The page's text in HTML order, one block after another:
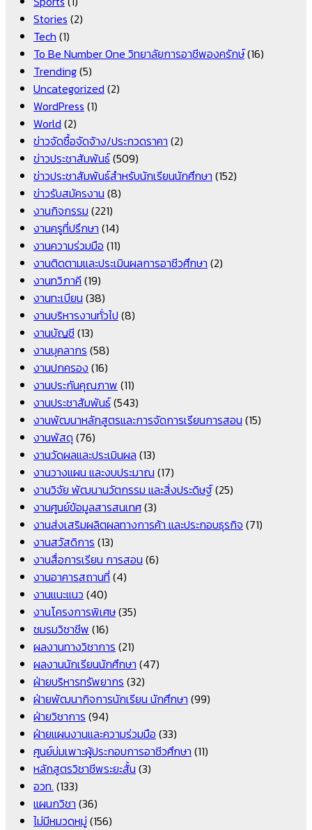
Stories (2)
Tech (1)
To Be Number One วิทยาลัยการอาชีพองครักษ์(16)
Trending(5)
Uncategorized (2)
WordPress (1)
World (2)
ข่าวจัดซื้อจัดจ้าง/ประกวดราคา (2)
ข่าวประชาสัมพันธ์(509)
ข่าวประชาสัมพันธ์สำหรับนักเรียนนักศึกษา (152)
ข่าวรับสมัครงาน (8)
งานกิจกรรม (221)
งานครูที่ปรึกษา (14)
งานความร่วมมือ (11)
งานติดตามและประเมินผลการอาชีวศึกษา (2)
งานทวิภาคี (19)
งานทะเบียน (38)
งานบริหารงานทั่วไป (8)
งานบัญชี(13)
งานบุคลากร (58)
งานปกครอง (16)
งานประกันคุณภาพ (11)
งานประชาสัมพันธ์(543)
งานพัฒนาหลักสูตรและการจัดการเรียนการสอน (15)
งานพัสดุ (76)
งานวัดผลและประเมินผล (13)
งานวางแผน และงบประมาณ (17)
งานวิจัย พัฒนานวัตกรรม และสิ่งประดิษฐ์(25)
งานศูนย์ข้อมูลสารสนเทศ(3)
งานส่งเสริมผลิตผลทางการค้า และประกอบธุรกิจ (71)
งานสวัสดิการ (13)
งานสื่อการเรียน การสอน (6)
งานอาคารสถานที่ (4)
งานแนะแนว (40)
งานโครงการพิเศษ(35)
ชมรมวิชาชีพ (16)
ผลงานทางวิชาการ (21)
ผลงานนักเรียนนักศึกษา (47)
ฝ่ายบริหารทรัพยากร (32)
ฝ่ายพัฒนากิจการนักเรียน นักศึกษา (99)
ฝ่ายวิชาการ (94)
ฝ่ายแผนงานและความร่วมมือ (33)
ศูนย์บ่มเพาะผู้ประกอบการอาชีวศึกษา (11)
หลักสูตรวิชาชีพระยะสั้น (3)
อวท. (133)
แผนกวิชา (36)
ไม่มีหมวดหมู่ (156)